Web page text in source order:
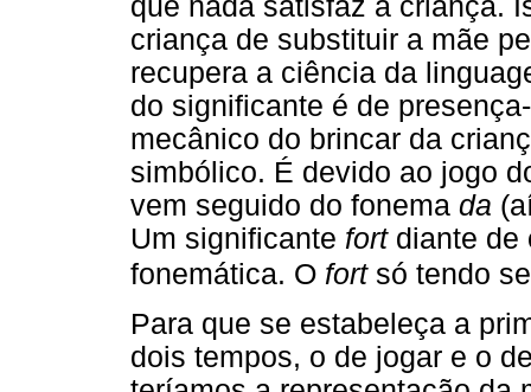
que nada satisfaz a criança.
criança de substituir a mãe
recupera a ciência da
do significante é de
mecânico do brincar da
simbólico. É devido ao jogo
vem seguido do fonema da
Um significante fortdiante de
fonemática. O fortsó tendo
Para que se estabeleça a
dois tempos, o de jogar e o